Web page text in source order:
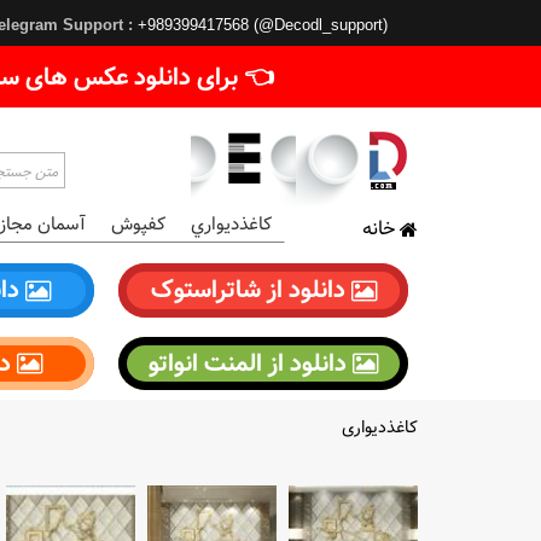
Support : +989399417568 (@Decodl_support)
👈 برای دانلود عکس های
خانه کاغذديواري کفپوش آسمان
دانلود از شاتراستوک
دانلود از المنت انواتو
کاغذدیواری